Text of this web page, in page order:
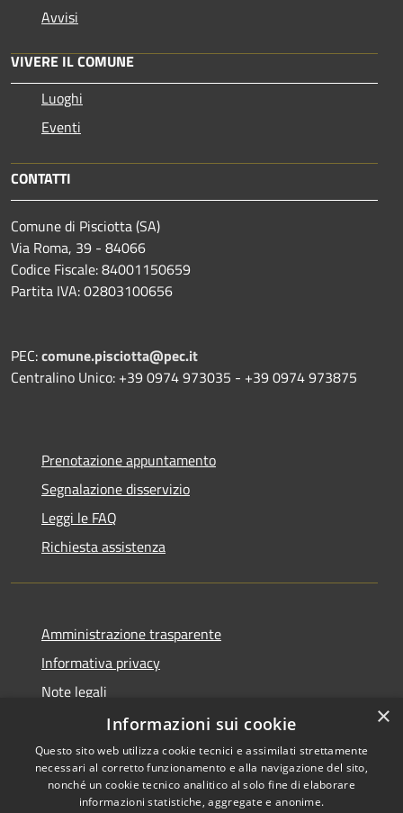
Avvisi
VIVERE IL COMUNE
Luoghi
Eventi
CONTATTI
Comune di Pisciotta (SA)
Via Roma, 39 - 84066
Codice Fiscale: 84001150659
Partita IVA: 02803100656
PEC:comune.pisciotta@pec.it
Centralino Unico: +39 0974 973035 - +39 0974 973875
Prenotazione appuntamento
Segnalazione disservizio
Leggi le FAQ
Richiesta assistenza
Amministrazione trasparente
Informativa privacy
Note legali
Dichiarazione di accessibilità
×
Informazioni sui cookie
Questo sito web utilizza cookie tecnici e assimilati strettamente
necessari al corretto funzionamento e alla navigazione del sito,
nonché un cookie tecnico analitico al solo fine di elaborare
informazioni statistiche, aggregate e anonime.